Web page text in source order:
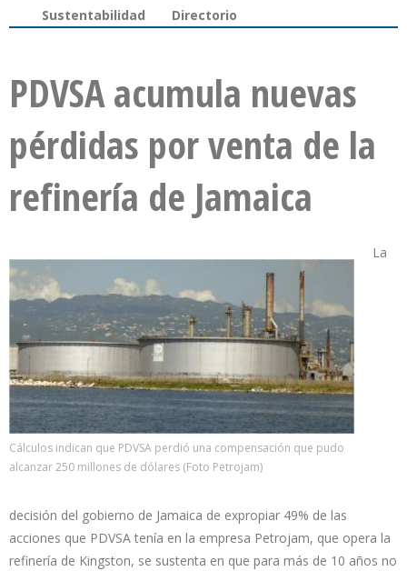
Sustentabilidad
Directorio
PDVSA acumula nuevas
pérdidas por venta de la
refinería de Jamaica
Cálculos indican que PDVSA perdió una compensación que pudo
alcanzar 250 millones de dólares (Foto Petrojam)
La
decisión del gobierno de Jamaica de expropiar 49% de las
acciones que PDVSA tenía en la empresa Petrojam, que opera la
refinería de Kingston, se sustenta en que para más de 10 años no